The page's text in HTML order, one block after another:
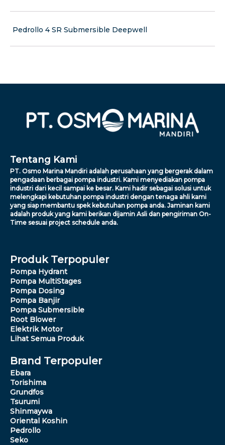
Pedrollo 4 SR Submersible Deepwell
Tentang Kami
PT. Osmo Marina Mandiri adalah perusahaan yang bergerak dalam
pengadaan berbagai pompa industri. Kami menyediakan pompa
industri dari kecil sampai ke besar. Kami hadir sebagai solusi untuk
melengkapi kebutuhan pompa industri dengan tenaga ahli kami
yang siap membantu spek kebutuhan pompa anda. Jaminan kami
adalah produk yang kami berikan dijamin Asli dan pengiriman On-
Time sesuai project schedule anda.
Produk Terpopuler
Pompa Hydrant
Pompa MultiStages
Pompa Dosing
Pompa Banjir
Pompa Submersible
Root Blower
Elektrik Motor
Lihat Semua Produk
Brand Terpopuler
Ebara
Torishima
Grundfos
Tsurumi
Shinmaywa
Oriental Koshin
Pedrollo
Seko